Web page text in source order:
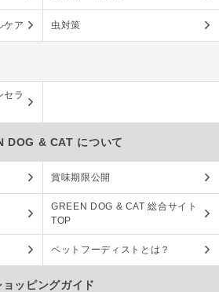
ケア 虫対策
セラ
DOG & CAT について
賞味期限公開
GREEN DOG & CAT 総合サイト
TOP
ペットフーディストとは？
ョッピングガイド